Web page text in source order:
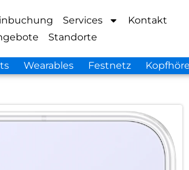
Services
Kontakt
Standorte
Wearables Festnetz